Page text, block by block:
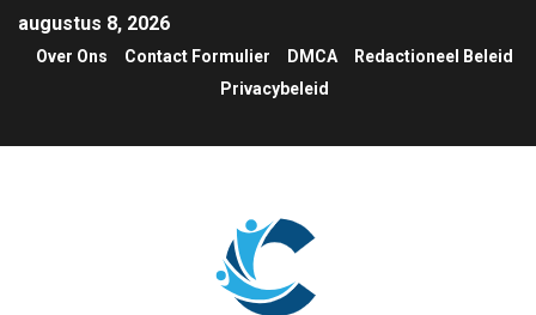
augustus 8, 2026
Over Ons Contact Formulier DMCA
Redactioneel Beleid
Privacybeleid